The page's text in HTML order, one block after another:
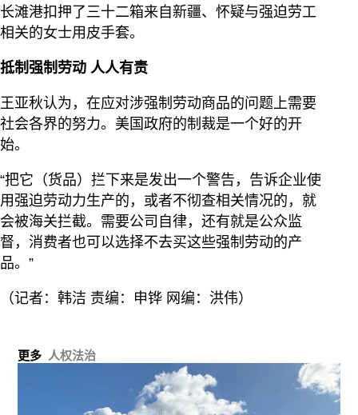
长滩港扣押了三十二箱来自新疆、怀疑与强迫劳工
相关的女士用皮手套。
抵制强制劳动 人人有责
王亚秋认为，在应对涉强制劳动商品的问题上需要
社会各界的努力。美国政府的制裁是一个好的开
始。
“把它（货品）拦下来是发出一个警告，告诉企业使
用强迫劳动力生产的，或者不彻查相关情况的，就
会被海关拦截。需要公司自律，还有就是公众监
督，消费者也可以选择不去买这些强制劳动的产
品。”
（记者：韩洁 责编：申铧 网编：洪伟）
更多 人权法治